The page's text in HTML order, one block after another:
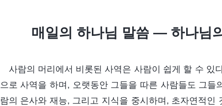
성품, 소유와 어떠하심 성경의 비밀 종교 관념
매일의 하나님 말씀 ― 하나님
사람의 머리에서 비롯된 사역은 사람이 쉽게 할 수 있
으로 사역을 하며, 오랫동안 그들을 따른 사람들도 그
람의 은사와 재능, 그리고 지식을 중시하며, 초자연적